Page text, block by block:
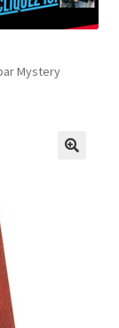
Mystery